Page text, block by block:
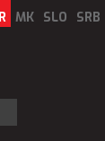
MK SLO SRB